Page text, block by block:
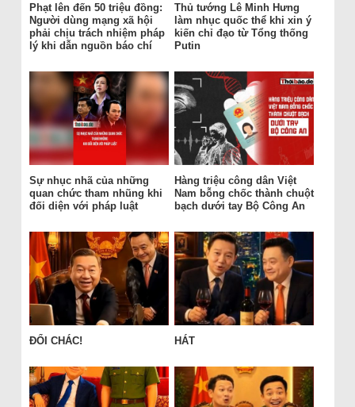
Phạt lên đến 50 triệu đồng:
Người dùng mạng xã hội
phải chịu trách nhiệm pháp
lý khi dẫn nguồn báo chí
Thủ tướng Lê Minh Hưng
làm nhục quốc thể khi xin ý
kiến chỉ đạo từ Tổng thống
Putin
Sự nhục nhã của những
quan chức tham nhũng khi
đối diện với pháp luật
Hàng triệu công dân Việt
Nam bỗng chốc thành chuột
bạch dưới tay Bộ Công An
ĐỔI CHÁC! HÁT